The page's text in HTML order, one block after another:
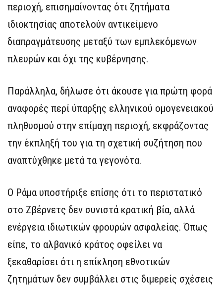
περιοχή, επισημαίνοντας ότι ζητήματα
ιδιοκτησίας αποτελούν αντικείμενο
διαπραγμάτευσης μεταξύ των εμπλεκόμενων
πλευρών και όχι της κυβέρνησης.
Παράλληλα, δήλωσε ότι άκουσε για πρώτη φορά
αναφορές περί ύπαρξης ελληνικού ομογενειακού
πληθυσμού στην επίμαχη περιοχή, εκφράζοντας
την έκπληξή του για τη σχετική συζήτηση που
αναπτύχθηκε μετά τα γεγονότα.
Ο Ράμα υποστήριξε επίσης ότι το περιστατικό
στο Ζβέρνετς δεν συνιστά κρατική βία, αλλά
ενέργεια ιδιωτικών φρουρών ασφαλείας. Όπως
είπε, το αλβανικό κράτος οφείλει να
ξεκαθαρίσει ότι η επίκληση εθνοτικών
ζητημάτων δεν συμβάλλει στις διμερείς σχέσεις